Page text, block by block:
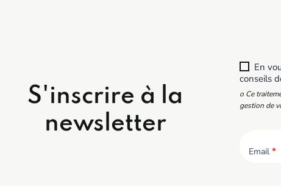
S'inscrire à la
newsletter
En
conseils
o Ce
gestion de
Email*